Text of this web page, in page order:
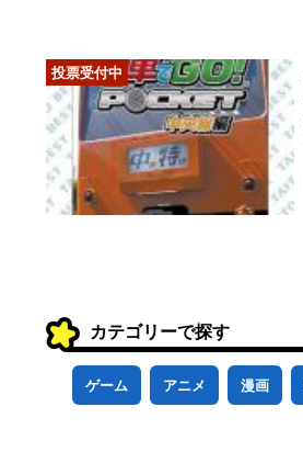
カテゴリーで探す
ゲーム アニメ 漫画